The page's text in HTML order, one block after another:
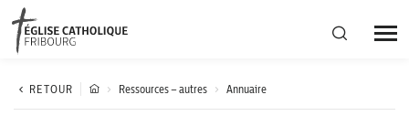
Région diocésaine
RETOUR Ressources – autres Annuaire